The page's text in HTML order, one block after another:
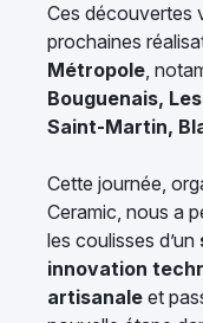
Ces découvertes
prochaines
Métropole,
Bouguenais,
Saint-Martin,
Cette journée,
Ceramic, nous a
les coulisses d’un
innovation
artisanale et